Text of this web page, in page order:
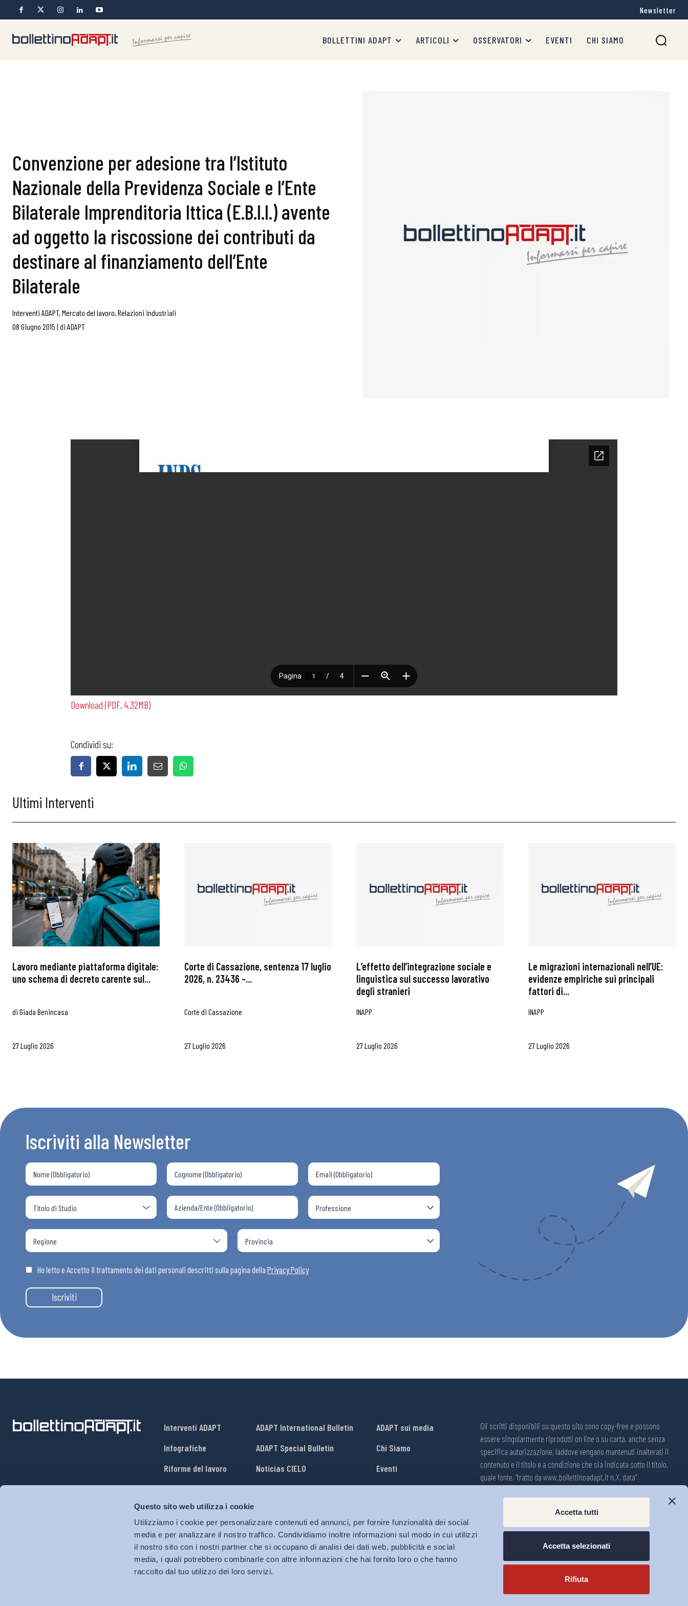
Questo sito web utilizza i cookie
Utilizziamo i cookie per personalizzare contenuti ed annunci, per fornire funzionalità dei social
media e per analizzare il nostro traffico. Condividiamo inoltre informazioni sul modo in cui utilizzi
il nostro sito con i nostri partner che si occupano di analisi dei dati web, pubblicità e social
media, i quali potrebbero combinarle con altre informazioni che hai fornito loro o che hanno
raccolto dal tuo utilizzo dei loro servizi.
Accetta tutti
Accetta selezionati
Rifiuta
Articoli
Eventi
Newsletter
BOLLETTINI ADAPT ARTICOLI OSSERVATORI EVENTI CHI SIAMO
Convenzione per adesione tra l’Istituto
Nazionale della Previdenza Sociale e l’Ente
Bilaterale Imprenditoria Ittica (E.B.I.I.) avente
ad oggetto la riscossione dei contributi da
destinare al finanziamento dell’Ente
Bilaterale
Interventi ADAPT, Mercato del lavoro, Relazioni industriali
08 Giugno 2015 | di ADAPT
Download (PDF, 4.32MB)
Condividi su:
Ultimi Interventi
Lavoro mediante piattaforma digitale:
uno schema di decreto carente sul...
di Giada Benincasa
27 Luglio 2026
Corte di Cassazione, sentenza 17 luglio
2026, n. 23436 –...
Corte di Cassazione
27 Luglio 2026
L’effetto dell’integrazione sociale e
linguistica sul successo lavorativo
degli stranieri
INAPP
27 Luglio 2026
Le migrazioni internazionali nell’UE:
evidenze empiriche sui principali
fattori di...
INAPP
27 Luglio 2026
Iscriviti alla Newsletter
Ho letto e Accetto il trattamento dei dati personali descritti sulla pagina della Privacy Policy
Iscriviti
Interventi ADAPT
Infografiche
Riforme del lavoro
Mercato del lavoro
Relazioni industriali
Salute e sicurezza
Welfare
ADAPT International Bulletin
ADAPT Special Bulletin
Noticias CIELO
ADAPT sui media
Chi Siamo
Eventi
Lavora con Noi
Gli scritti disponibili su questo sito sono copy-free e possono
essere singolarmente riprodotti on line o su carta, anche senza
specifica autorizzazione, laddove vengano mantenuti inalterati il
contenuto e il titolo e a condizione che sia indicata sotto il titolo,
quale fonte, “tratto da www.bollettinoadapt.it n.X, data“
Registrazione n.1609, 11 novembre 2001, Tribunale di Modena, Italia.
Direttore responsabile: Michele Tiraboschi; Direttrice ADAPT
University Press: Lavinia Serrani.